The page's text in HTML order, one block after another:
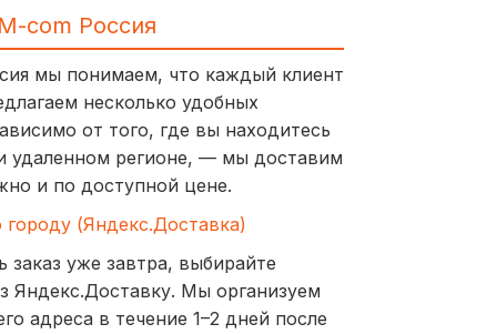
com Россия
мы понимаем, что каждый клиент
несколько удобных
от того, где вы находитесь
удаленном регионе, — мы доставим
и по доступной цене.
(Яндекс.Доставка)
заказ уже завтра, выбирайте
Яндекс.Доставку. Мы организуем
адреса в течение 1–2 дней после